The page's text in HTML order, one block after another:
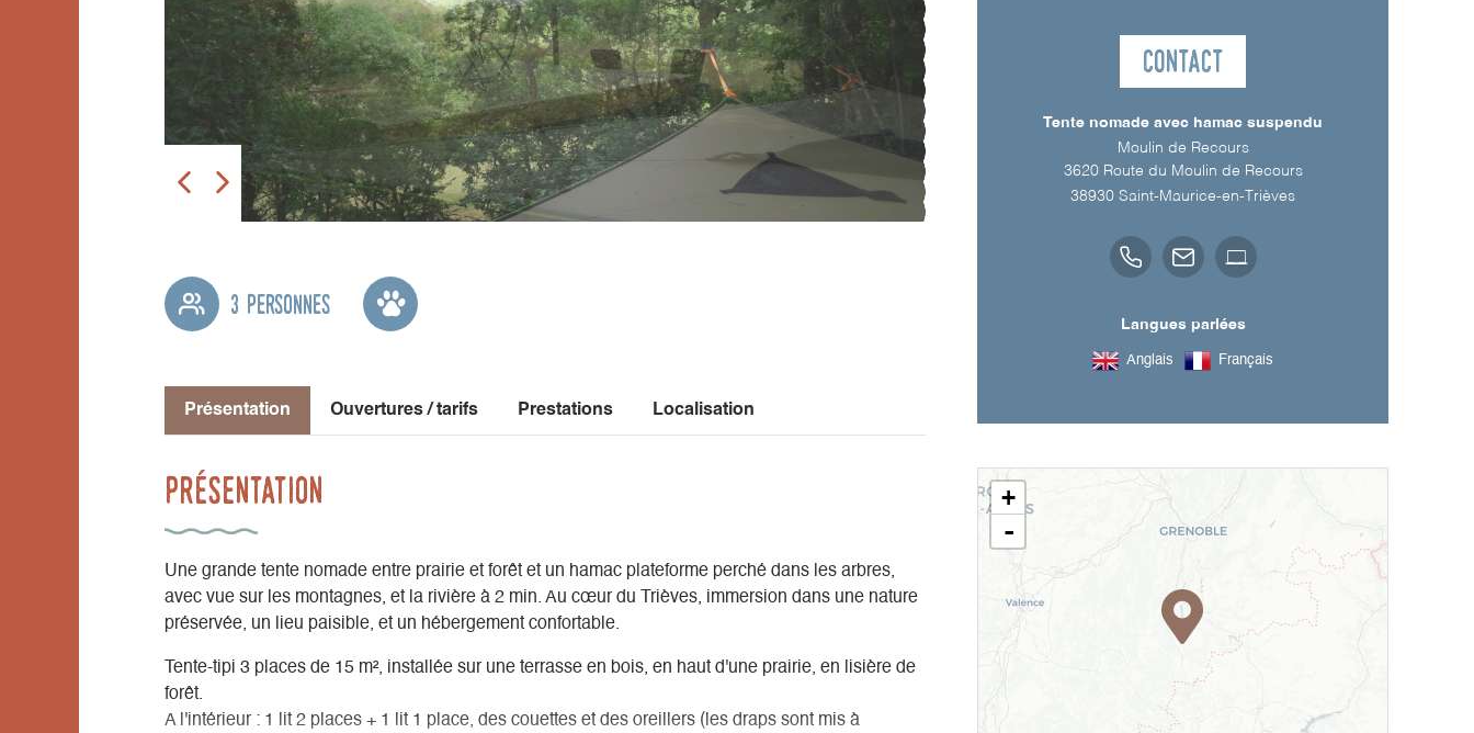
3 personnes
Présentation Ouvertures / tarifs Prestations Localisation
Présentation
Une grande tente nomade entre prairie et forêt et un hamac plateforme perché dans les arbres,
avec vue sur les montagnes, et la rivière à 2 min. Au cœur du Trièves, immersion dans une nature
préservée, un lieu paisible, et un hébergement confortable.
Tente-tipi 3 places de 15 m², installée sur une terrasse en bois, en haut d'une prairie, en lisière de
forêt.
A l'intérieur : 1 lit 2 places + 1 lit 1 place, des couettes et des oreillers (les draps sont mis à
Contact
Tente nomade avec hamac suspendu
Moulin de Recours
3620 Route du Moulin de Recours
38930 Saint-Maurice-en-Trièves
Langues parlées
Anglais Français
+
-